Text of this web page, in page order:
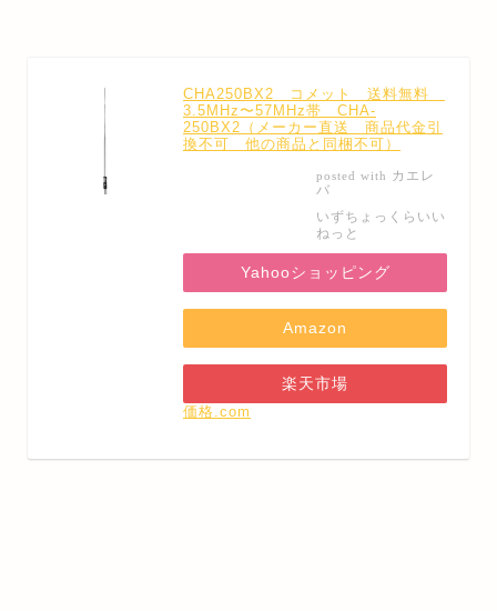
CHA250BX2 コメット 送料無料
3.5MHz〜57MHz帯 CHA-
250BX2（メーカー直送 商品代金引
換不可 他の商品と同梱不可）
posted with カエレ
バ
いずちょっくらいい
ねっと
Yahooショッピング
Amazon
楽天市場
価格.com